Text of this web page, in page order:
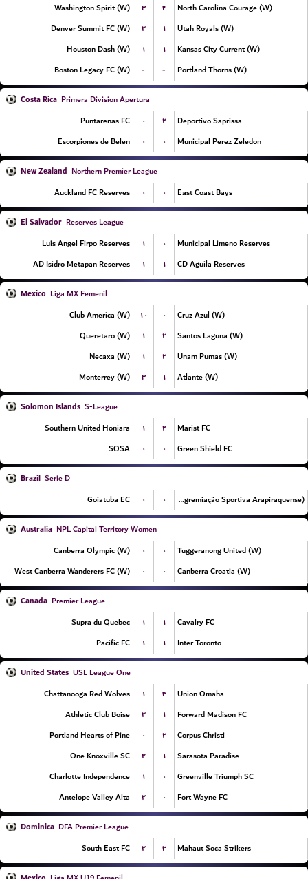
Washington Spirit (W)
۳ ۴
North Carolina Courage (W)
Denver Summit FC (W)
۲ ۱
Utah Royals (W)
Houston Dash (W)
۱ ۱
Kansas City Current (W)
Boston Legacy FC (W)
- - Portland Thorns (W)
Costa Rica Primera Division Apertura
Puntarenas FC
۰ ۲
Deportivo Saprissa
Escorpiones de Belen
۰ ۰ Municipal Perez Zeledon
New Zealand Northern Premier League
Auckland FC Reserves
۰ ۰ East Coast Bays
El Salvador Reserves League
Luis Angel Firpo Reserves
۱ ۰
Municipal Limeno Reserves
AD Isidro Metapan Reserves
۱ ۱ CD Aguila Reserves
Mexico Liga MX Femenil
Club America (W)
۱۰ ۰
Cruz Azul (W)
Queretaro (W)
۱ ۲
Santos Laguna (W)
Necaxa (W)
۱ ۲
Unam Pumas (W)
Monterrey (W)
۳ ۱ Atlante (W)
Solomon Islands S-League
Southern United Honiara
۱ ۲
Marist FC
SOSA
۰ ۰ Green Shield FC
Brazil Serie D
Goiatuba EC
۰ ۰ ASA (Agremiação Sportiva Arapiraquense)
Australia NPL Capital Territory Women
Canberra Olympic (W)
۰ ۰
Tuggeranong United (W)
West Canberra Wanderers FC (W)
۰ ۰ Canberra Croatia (W)
Canada Premier League
Supra du Quebec
۱ ۱
Cavalry FC
Pacific FC
۱ ۱ Inter Toronto
United States USL League One
Chattanooga Red Wolves
۱ ۳
Union Omaha
Athletic Club Boise
۲ ۱
Forward Madison FC
Portland Hearts of Pine
۰ ۲
Corpus Christi
One Knoxville SC
۲ ۱
Sarasota Paradise
Charlotte Independence
۱ ۰
Greenville Triumph SC
Antelope Valley Alta
۲ ۰ Fort Wayne FC
Dominica DFA Premier League
South East FC
۲ ۳ Mahaut Soca Strikers